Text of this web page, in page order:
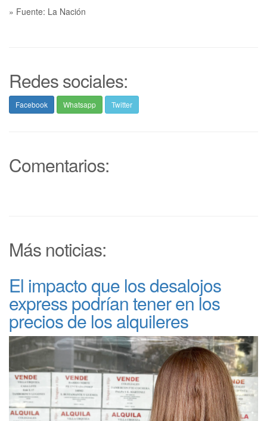
» Fuente: La Nación
Redes sociales:
Facebook Whatsapp Twitter
Comentarios:
Más noticias:
El impacto que los desalojos
express podrían tener en los
precios de los alquileres